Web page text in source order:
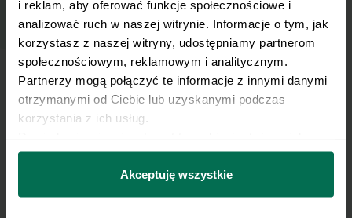
i reklam, aby oferować funkcje społecznościowe i
analizować ruch w naszej witrynie. Informacje o tym, jak
korzystasz z naszej witryny, udostępniamy partnerom
społecznościowym, reklamowym i analitycznym.
Partnerzy mogą połączyć te informacje z innymi danymi
otrzymanymi od Ciebie lub uzyskanymi podczas
korzystania z ich usług.
można się z nami skontaktować i w jaki sposób
przetwarzamy dane osobowe w ramach
prywatności.
Akceptuję wszystkie
Wyślij
Wyrażam zgodę na przetwarzanie moich
danych osobowych w celu otrzymywania